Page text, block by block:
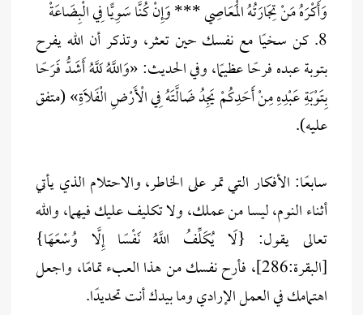
وَأَكْرَهُ مَنْ تِجَارَتُهُ الْمَعَاصِي *** وَإِنْ كُنَّا سَوِيًّا فِي الْبِضَاعَةْ
8. كن سخيًا مع نفسك حين تعثر، وتذكر أن الله يفرح
بتوبة عبده فرحًا عظيمًا، وفي الحديث: «وَاللَّهُ لَلَّهُ أَشَدُّ فَرَحًا
بِتَوْبَةِ عَبْدِهِ مِنْ أَحَدِكُمْ يَجِدُ ضَالَّتَهُ فِي الْأَرْضِ الْفَلَاةِ» (متفق
عليه).
سابعًا: الأفكار التي تمر على الخاطر، والاحتلام الذي يأتي
أثناء النوم، ليسا من عملك، ولا تكليف عليك فيهما، والله
تعالى يقول: {لَا يُكَلِّفُ اللَّهُ نَفْسًا إِلَّا وُسْعَهَا}
[البقرة:286]، فأرح نفسك من هذا العبء تمامًا، واجعل
اهتمامك في العمل الإرادي وما بيدك أنت تحديدًا.